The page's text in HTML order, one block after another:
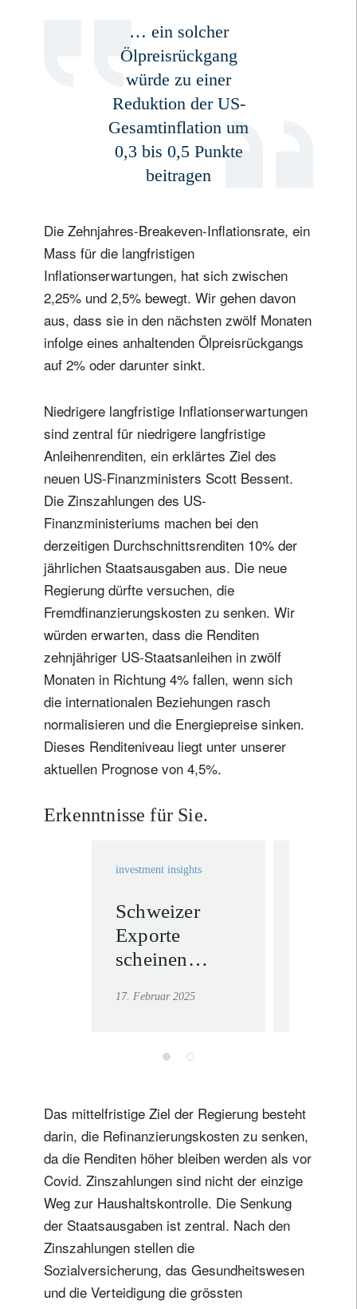
… ein solcher
Ölpreisrückgang
würde zu einer
Reduktion der US-
Gesamtinflation um
0,3 bis 0,5 Punkte
beitragen
Die Zehnjahres-Breakeven-Inflationsrate, ein
Mass für die langfristigen
Inflationserwartungen, hat sich zwischen
2,25% und 2,5% bewegt. Wir gehen davon
aus, dass sie in den nächsten zwölf Monaten
infolge eines anhaltenden Ölpreisrückgangs
auf 2% oder darunter sinkt.
Niedrigere langfristige Inflationserwartungen
sind zentral für niedrigere langfristige
Anleihenrenditen, ein erklärtes Ziel des
neuen US-Finanzministers Scott Bessent.
Die Zinszahlungen des US-
Finanzministeriums machen bei den
derzeitigen Durchschnittsrenditen 10% der
jährlichen Staatsausgaben aus. Die neue
Regierung dürfte versuchen, die
Fremdfinanzierungskosten zu senken. Wir
würden erwarten, dass die Renditen
zehnjähriger US-Staatsanleihen in zwölf
Monaten in Richtung 4% fallen, wenn sich
die internationalen Beziehungen rasch
normalisieren und die Energiepreise sinken.
Dieses Renditeniveau liegt unter unserer
aktuellen Prognose von 4,5%.
Erkenntnisse für Sie.
investment insights
Schweizer
Exporte
scheinen
gegenüber
Trumps Zöllen
17. Februar 2025
Das mittelfristige Ziel der Regierung besteht
darin, die Refinanzierungskosten zu senken,
da die Renditen höher bleiben werden als vor
Covid. Zinszahlungen sind nicht der einzige
Weg zur Haushaltskontrolle. Die Senkung
der Staatsausgaben ist zentral. Nach den
Zinszahlungen stellen die
Sozialversicherung, das Gesundheitswesen
und die Verteidigung die grössten
Newsletter abonnieren